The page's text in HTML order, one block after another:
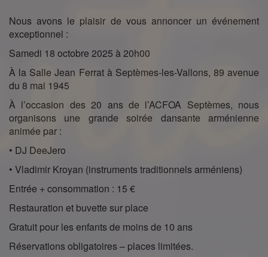
Nous avons le plaisir de vous annoncer un événement
exceptionnel :
Samedi 18 octobre 2025 à 20h00
À la Salle Jean Ferrat à Septèmes-les-Vallons, 89 avenue
du 8 mai 1945
À l’occasion des 20 ans de l’ACFOA Septèmes, nous
organisons une grande soirée dansante arménienne
animée par :
• DJ DeeJero
• Vladimir Kroyan (instruments traditionnels arméniens)
Entrée + consommation : 15 €
Restauration et buvette sur place
Gratuit pour les enfants de moins de 10 ans
Réservations obligatoires – places limitées.